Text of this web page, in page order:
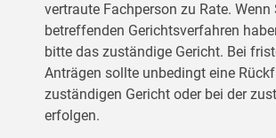
vertraute Fachperson zu Rate. Wenn
betreffenden Gerichtsverfahren
bitte das zuständige Gericht. Bei
Anträgen sollte unbedingt eine
zuständigen Gericht oder bei der
erfolgen.